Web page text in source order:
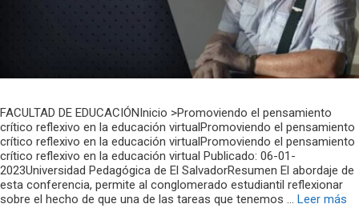
FACULTAD DE EDUCACIÓNInicio >Promoviendo el pensamiento
crítico reflexivo en la educación virtualPromoviendo el pensamiento
crítico reflexivo en la educación virtualPromoviendo el pensamiento
crítico reflexivo en la educación virtual Publicado: 06-01-
2023Universidad Pedagógica de El SalvadorResumen El abordaje de
esta conferencia, permite al conglomerado estudiantil reflexionar
sobre el hecho de que una de las tareas que tenemos … Leer más